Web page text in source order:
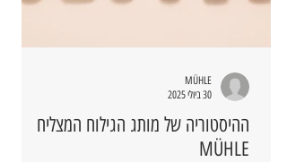
ההיסטוריה של מותג הגילוח המצליח
MÜHLE
MÜHLE
30 ביולי 2025